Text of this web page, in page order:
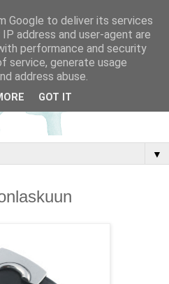
▼
Google to deliver its services
address and user-agent are
performance and security
service, generate usage
address abuse.
GOT IT